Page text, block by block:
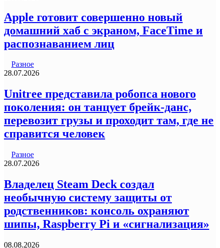
Apple готовит совершенно новый
домашний хаб с экраном, FaceTime и
распознаванием лиц
Разное
28.07.2026
Unitree представила робопса нового
поколения: он танцует брейк-данс,
перевозит грузы и проходит там, где не
справится человек
Разное
28.07.2026
Владелец Steam Deck создал
необычную систему защиты от
родственников: консоль охраняют
шипы, Raspberry Pi и «сигнализация»
08.08.2026